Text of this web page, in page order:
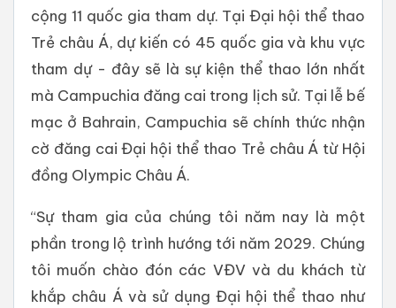
cộng 11 quốc gia tham dự. Tại Đại hội thể thao
Trẻ châu Á, dự kiến ​​có 45 quốc gia và khu vực
tham dự - đây sẽ là sự kiện thể thao lớn nhất
mà Campuchia đăng cai trong lịch sử. Tại lễ bế
mạc ở Bahrain, Campuchia sẽ chính thức nhận
cờ đăng cai Đại hội thể thao Trẻ châu Á từ Hội
đồng Olympic Châu Á.
“Sự tham gia của chúng tôi năm nay là một
phần trong lộ trình hướng tới năm 2029. Chúng
tôi muốn chào đón các VĐV và du khách từ
khắp châu Á và sử dụng Đại hội thể thao như